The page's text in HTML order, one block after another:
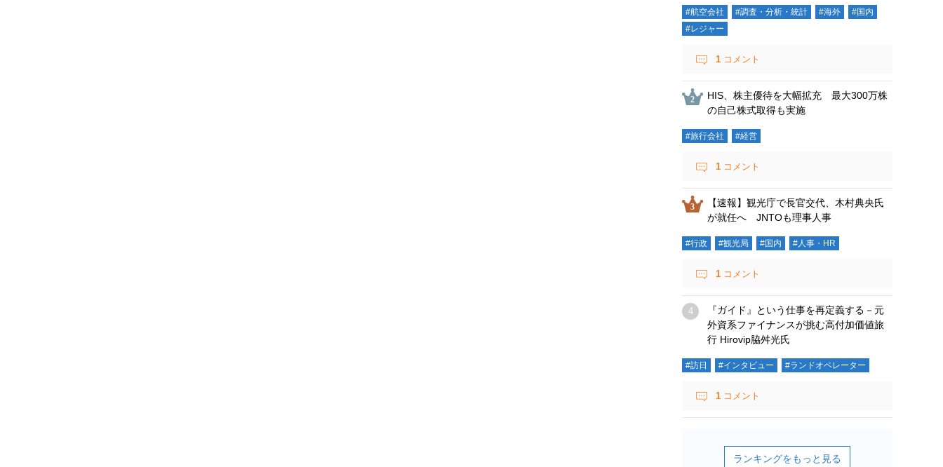
#航空会社 #調査・分析・統計 #海外
#国内
#レジャー
1 コメント
HIS、株主優待を大幅拡充 最大300万株
の自己株式取得も実施
#旅行会社 #経営
1 コメント
【速報】観光庁で長官交代、木村典央氏
が就任へ JNTOも理事人事
#行政 #観光局 #国内 #人事・HR
1 コメント
『ガイド』という仕事を再定義する－元
外資系ファイナンスが挑む高付加価値旅
行 Hirovip脇舛光氏
#訪日 #インタビュー #ランドオペレーター
1 コメント